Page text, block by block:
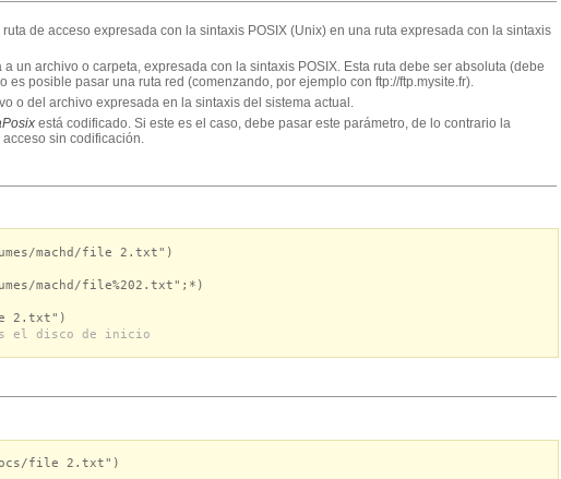
de acceso expresada con la sintaxis POSIX (Unix) en una ruta expresada con la sintaxis
a un archivo o carpeta, expresada con la sintaxis POSIX. Esta ruta debe ser absoluta (debe
es posible pasar una ruta red (comenzando, por ejemplo con ftp://ftp.mysite.fr).
o del archivo expresada en la sintaxis del sistema actual.
está codificado. Si este es el caso, debe pasar este parámetro, de lo contrario la
sin codificación.
machd/file 2.txt")
machd/file%202.txt";*)
2.txt")
el disco de inicio
file 2.txt")